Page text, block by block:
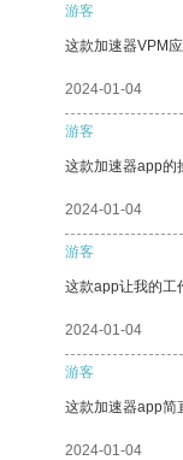
游客
这款加速器VPM
2024-01-04
游客
这款加速器app的
2024-01-04
游客
这款app让我的工
2024-01-04
游客
这款加速器app简
2024-01-04